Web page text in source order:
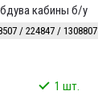
кабины б/у
/ 224847 / 1308807
1 шт.